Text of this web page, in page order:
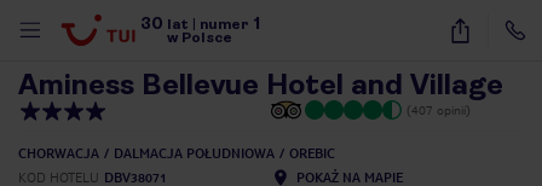
30 lat numer 1
w Polsce
19
Aminess Bellevue Hotel and Village
(407 opinii)
CHORWACJA DALMACJA POŁUDNIOWA
OREBIC
KOD HOTELU DBV38071 POKAŻ NA MAPIE